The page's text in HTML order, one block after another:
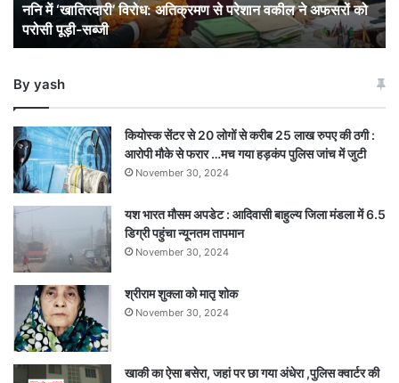
अफसरों
को
पूड़ी-
सब्जी
ननि में ‘खातिरदारी’ विरोध: अतिक्रमण से परेशान वकील ने अफसरों को
परोसी पूड़ी-सब्जी
By yash
कियोस्क सेंटर से 20 लोगों से करीब 25 लाख रुपए की ठगी :
आरोपी मौके से फरार …मच गया हड़कंप पुलिस जांच में जुटी
November 30, 2024
यश भारत मौसम अपडेट : आदिवासी बाहुल्य जिला मंडला में 6.5
डिग्री पहुंचा न्यूनतम तापमान
November 30, 2024
श्रीराम शुक्ला को मातृ शोक
November 30, 2024
खाकी का ऐसा बसेरा, जहां पर छा गया अंधेरा ,पुलिस क्वार्टर की